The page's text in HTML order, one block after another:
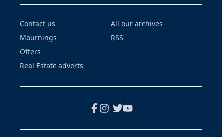
Contact us
Mournings
Offers
Real Estate adverts
All our archives
RSS